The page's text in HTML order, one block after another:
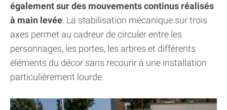
également sur des mouvements continus réalisés
à main levée. La stabilisation mécanique sur trois
axes permet au cadreur de circuler entre les
personnages, les portes, les arbres et différents
éléments du décor sans recourir à une installation
particulièrement lourde.